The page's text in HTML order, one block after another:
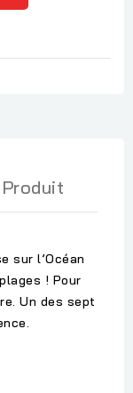
sur l’Océan
! Pour
Un des sept